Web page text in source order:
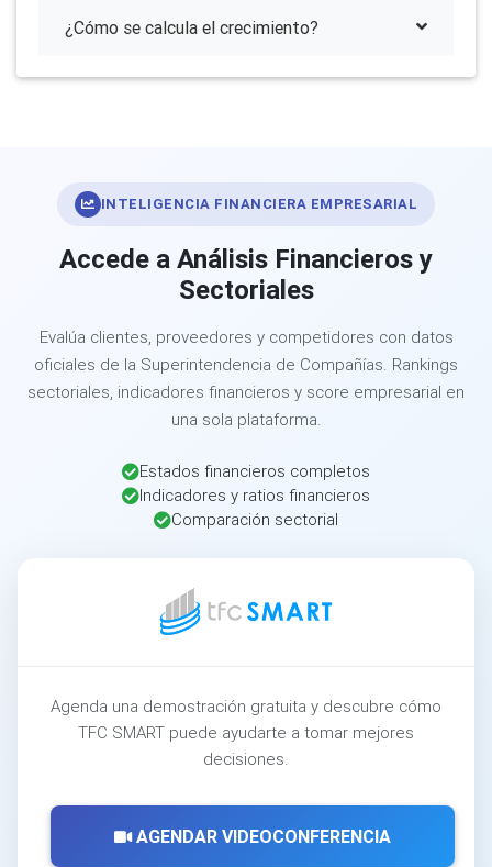
¿Cómo se calcula el crecimiento?
INTELIGENCIA FINANCIERA EMPRESARIAL
Accede a Análisis Financieros y
Sectoriales
Evalúa clientes, proveedores y competidores con datos
oficiales de la Superintendencia de Compañías. Rankings
sectoriales, indicadores financieros y score empresarial en
una sola plataforma.
Estados financieros completos
Indicadores y ratios financieros
Comparación sectorial
Agenda una demostración gratuita y descubre cómo
TFC SMART puede ayudarte a tomar mejores
decisiones.
AGENDAR VIDEOCONFERENCIA